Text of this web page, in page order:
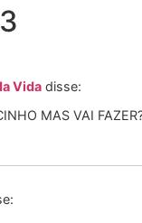
Vida disse:
MAS VAI